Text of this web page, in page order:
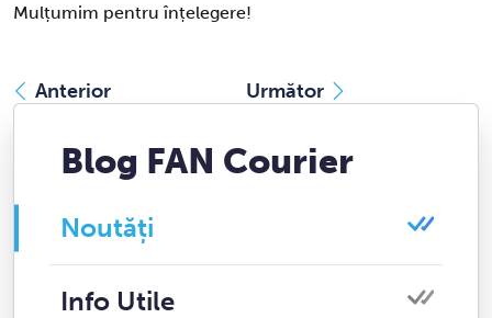
Mulțumim pentru înțelegere!
Anterior Următor
Blog FAN Courier
Noutăți
Info Utile